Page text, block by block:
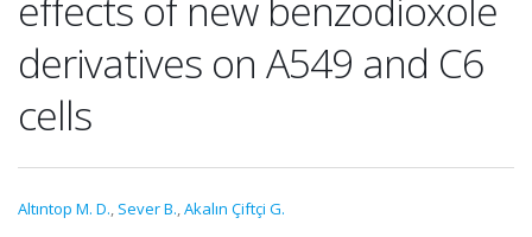
derivatives on A549 and C6
cells
Altıntop M. D., Sever B.,Akalın Çiftçi G.